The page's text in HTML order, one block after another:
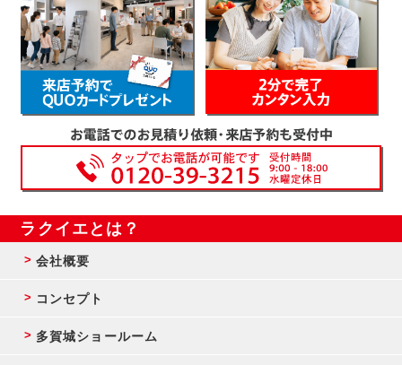
ラクイエとは？
会社概要
コンセプト
多賀城ショールーム